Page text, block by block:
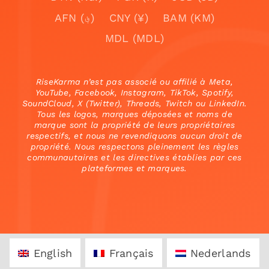
AFN (؋)
CNY (¥)
BAM (KM)
MDL (MDL)
RiseKarma n’est pas associé ou affilié à Meta,
YouTube, Facebook, Instagram, TikTok, Spotify,
SoundCloud, X (Twitter), Threads, Twitch ou LinkedIn.
Tous les logos, marques déposées et noms de
marque sont la propriété de leurs propriétaires
respectifs, et nous ne revendiquons aucun droit de
propriété. Nous respectons pleinement les règles
communautaires et les directives établies par ces
plateformes et marques.
English Français Nederlands